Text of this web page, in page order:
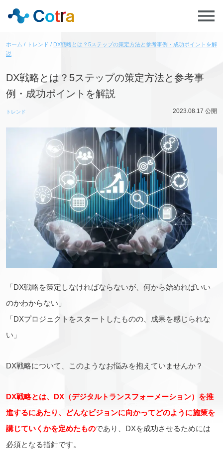
ホーム トレンド
DX戦略とは？5ステップの策定方法と参考事例・成功ポイントを解
説
DX戦略とは？5ステップの策定方法と参考事
例・成功ポイントを解説
トレンド 2023.08.17 公開
「DX戦略を策定しなければならないが、何から始めればいい
のかわからない」
「DXプロジェクトをスタートしたものの、成果を感じられな
い」
DX戦略について、このようなお悩みを抱えていませんか？
DX戦略とは、DX（デジタルトランスフォーメーション）を推
進するにあたり、どんなビジョンに向かってどのように施策を
講じていくかを定めたものであり、DXを成功させるためには
必須となる指針です。